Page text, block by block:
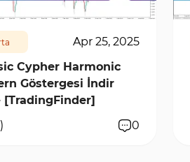
Apr 25, 2025
Cypher Harmonic
Göstergesi İndir
[TradingFinder]
) 0